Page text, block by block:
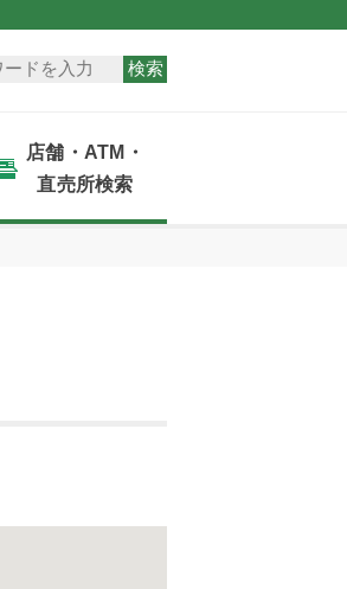
検索
店舗・ATM・
直売所検索